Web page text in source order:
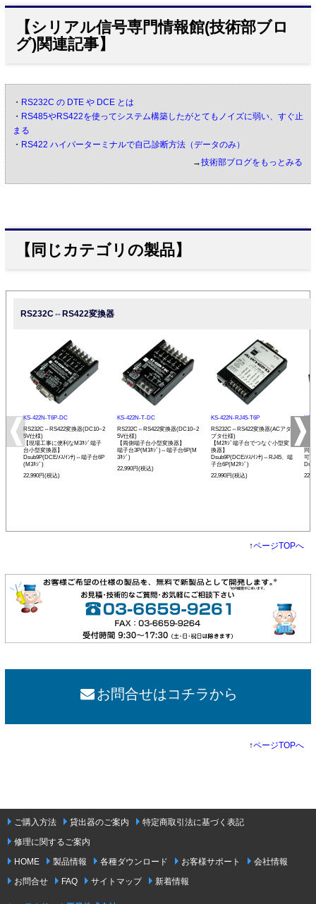
【シリアル信号専門情報館(技術部ブロ
グ)関連記事】
・ RS232C の DTE や DCE とは
・ RS485やRS422を使ってシステム構築したがとてもノイズに弱い、すぐ止
まる
・ RS422 ハイパーターミナルで自己診断方法（データのみ）
→技術部ブログをもっとみる
【同じカテゴリの製品】
RS232C⇔RS422変換器
KS-422N-T6P-DC
RS232C⇔RS422変換器(DC10~2
5V仕様)
【現場工事に便利なM3ﾈｼﾞ端子
台小型変換器】
Dsub9P(DCE/ﾒｽ/ｲﾝﾁ)⇔端子台6P
(M3ﾈｼﾞ)
22,990円(税込)
KS-422N-T-DC
RS232C⇔RS422変換器(DC10~2
5V仕様)
【両側端子台小型変換器】
端子台3P(M3ﾈｼﾞ)⇔端子台6P(M
3ﾈｼﾞ)
22,990円(税込)
KS-422N-RJ45-T6P
RS232C⇔RS422変換器(ACアダ
プタ仕様)
【M2ﾈｼﾞ端子台でつなぐ小型変
換器】
Dsub9P(DCE/ﾒｽ/ｲﾝﾁ)⇔RJ45、端
子台6P(M2ﾈｼﾞ)
22,990円(税込)
KS-
プ
同
可
↑ページTOPへ
お問合せはコチラから
↑ページTOPへ
ご購入方法 貸出器のご案内
特定商取引法に基づく表記
修理に関するご案内
HOME
製品情報 各種ダウンロード お客様サポート
会社情報
お問合せ
FAQ サイトマップ 新着情報